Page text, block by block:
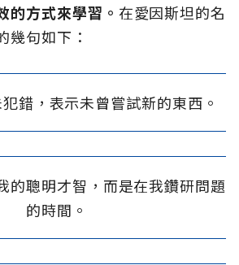
的方式來學習。 在愛因斯坦的名
幾句如下：
錯，表示未曾嘗試新的東西。
的聰明才智，而是在我鑽研問題
的時間。